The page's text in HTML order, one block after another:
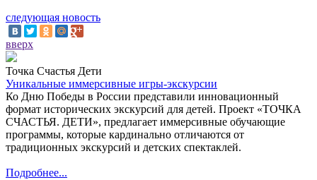
следующая новость
вверх
Точка Счастья Дети
Уникальные иммерсивные игры-экскурсии
Ко Дню Победы в России представили инновационный
формат исторических экскурсий для детей. Проект «ТОЧКА
СЧАСТЬЯ. ДЕТИ», предлагает иммерсивные обучающие
программы, которые кардинально отличаются от
традиционных экскурсий и детских спектаклей.
Подробнее...